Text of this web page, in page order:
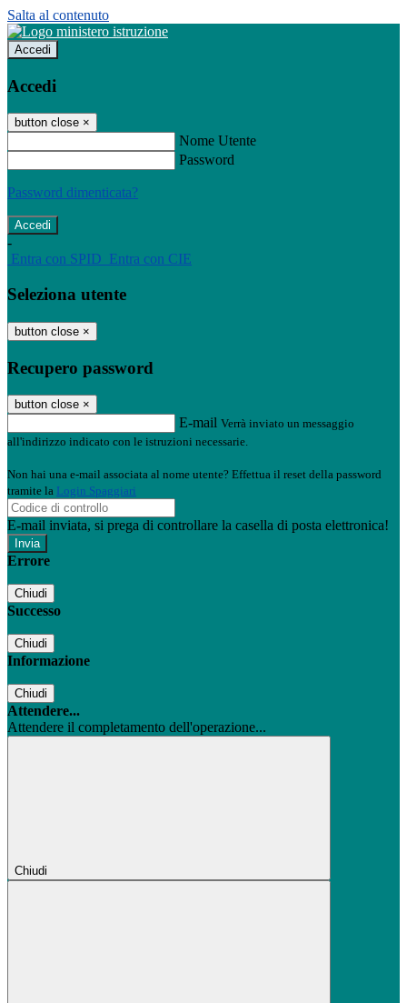
Salta al contenuto
Accedi
Accedi
button close ×
Nome Utente
Password
Password dimenticata?
-
Entra con SPID Entra con CIE
Seleziona utente
button close ×
Recupero password
button close ×
E-mail Verrà inviato un messaggio
all'indirizzo indicato con le istruzioni necessarie.
Non hai una e-mail associata al nome utente? Effettua il reset della password
tramite la Login Spaggiari
E-mail inviata, si prega di controllare la casella di posta elettronica!
Errore
Chiudi
Successo
Chiudi
Informazione
Chiudi
Attendere...
Attendere il completamento dell'operazione...
Chiudi